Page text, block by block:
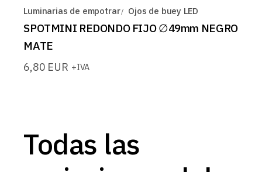
Luminarias de empotrar Ojos de buey LED
SPOTMINI REDONDO FIJO ∅49mm NEGRO
MATE
6,80 EUR +IVA
Todas las